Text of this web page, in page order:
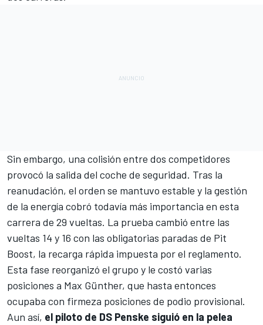
Sin embargo, una colisión entre dos competidores
provocó la salida del coche de seguridad. Tras la
reanudación, el orden se mantuvo estable y la gestión
de la energía cobró todavía más importancia en esta
carrera de 29 vueltas. La prueba cambió entre las
vueltas 14 y 16 con las obligatorias paradas de Pit
Boost, la recarga rápida impuesta por el reglamento.
Esta fase reorganizó el grupo y le costó varias
posiciones a Max Günther, que hasta entonces
ocupaba con firmeza posiciones de podio provisional.
Aun así, el piloto de DS Penske siguió en la pelea